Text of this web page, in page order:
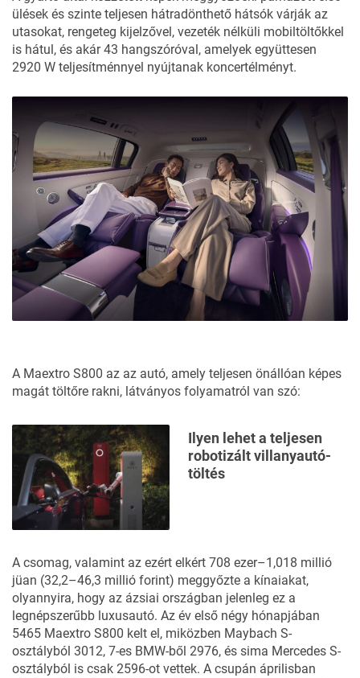
ülések és szinte teljesen hátradönthető hátsók várják az
utasokat, rengeteg kijelzővel, vezeték nélküli mobiltöltőkkel
is hátul, és akár 43 hangszóróval, amelyek együttesen
2920 W teljesítménnyel nyújtanak koncertélményt.
A Maextro S800 az az autó, amely teljesen önállóan képes
magát töltőre rakni, látványos folyamatról van szó:
Ilyen lehet a teljesen
robotizált villanyautó-
töltés
A csomag, valamint az ezért elkért 708 ezer–1,018 millió
jüan (32,2–46,3 millió forint) meggyőzte a kínaiakat,
olyannyira, hogy az ázsiai országban jelenleg ez a
legnépszerűbb luxusautó. Az év első négy hónapjában
5465 Maextro S800 kelt el, miközben Maybach S-
osztályból 3012, 7-es BMW-ből 2976, és sima Mercedes S-
osztályból is csak 2596-ot vettek. A csupán áprilisban